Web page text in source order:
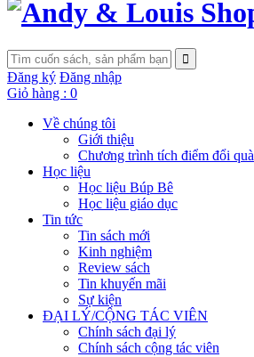
Đăng ký Đăng nhập
Giỏ hàng : 0
Về chúng tôi
Giới thiệu
Chương trình tích điểm đổi quà
Học liệu
Học liệu Búp Bê
Học liệu giáo dục
Tin tức
Tin sách mới
Kinh nghiệm
Review sách
Tin khuyến mãi
Sự kiện
ĐẠI LÝ/CỘNG TÁC VIÊN
Chính sách đại lý
Chính sách cộng tác viên